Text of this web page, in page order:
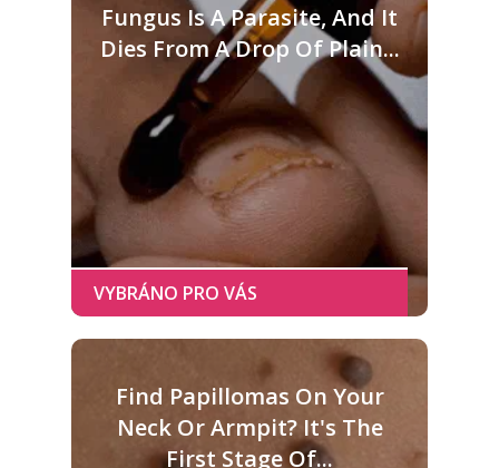
Fungus Is A Parasite, And It
Dies From A Drop Of Plain...
Find Papillomas On Your
Neck Or Armpit? It's The
First Stage Of...